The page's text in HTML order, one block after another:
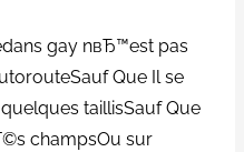
gay nвЂ™est pas
Que Il se
taillisSauf Que
champsOu sur